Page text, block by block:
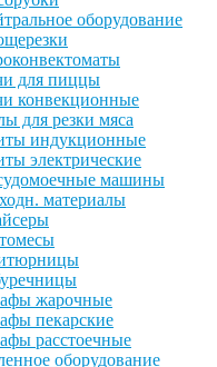
оборудование
для пиццы
конвекционные
для резки мяса
индукционные
электрические
машины
материалы
жарочные
пекарские
расстоечные
оборудование